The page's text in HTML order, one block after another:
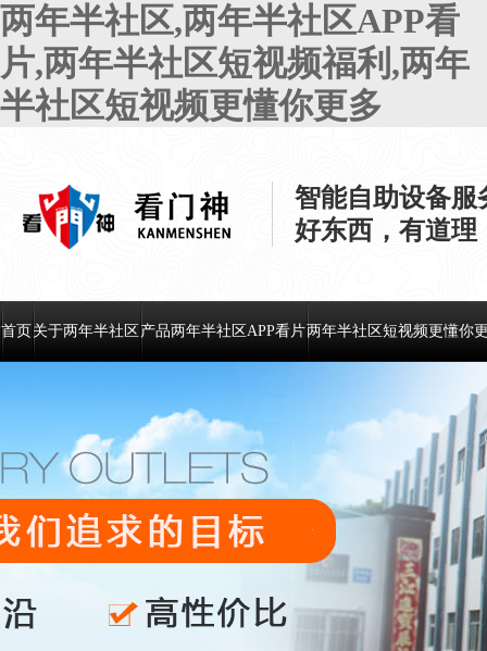
两年半社区,两年半社区APP看
片,两年半社区短视频福利,两年
半社区短视频更懂你更多
智能自助设备服
好东西，有道理
首页关于两年半社区 产品两年半社区APP看片两年半社区短视频更懂你